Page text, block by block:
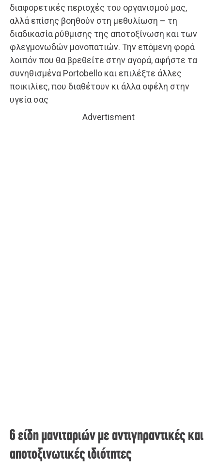
διαφορετικές περιοχές του οργανισμού μας,
αλλά επίσης βοηθούν στη μεθυλίωση – τη
διαδικασία ρύθμισης της αποτοξίνωση και των
φλεγμονωδών μονοπατιών. Την επόμενη φορά
λοιπόν που θα βρεθείτε στην αγορά, αφήστε τα
συνηθισμένα Portobello και επιλέξτε άλλες
ποικιλίες, που διαθέτουν κι άλλα οφέλη στην
υγεία σας
Advertisment
6 είδη μανιταριών με αντιγηραντικές και
αποτοξινωτικές ιδιότητες